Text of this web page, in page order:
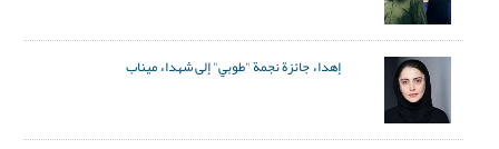
إهداء جائزة نجمة "طوبي" إلى شهداء ميناب